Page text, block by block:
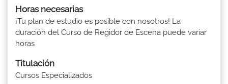
Horas necesarias
¡Tu plan de estudio es posible con nosotros! La
duración del Curso de Regidor de Escena puede variar
horas
Titulación
Cursos Especializados